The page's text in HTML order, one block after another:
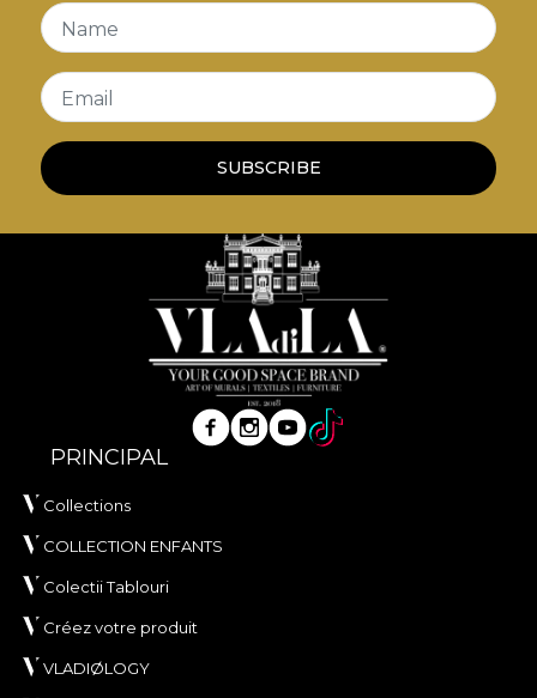
Name
Email
SUBSCRIBE
PRINCIPAL
Collections
COLLECTION ENFANTS
Colectii Tablouri
Créez votre produit
VLADIØLOGY